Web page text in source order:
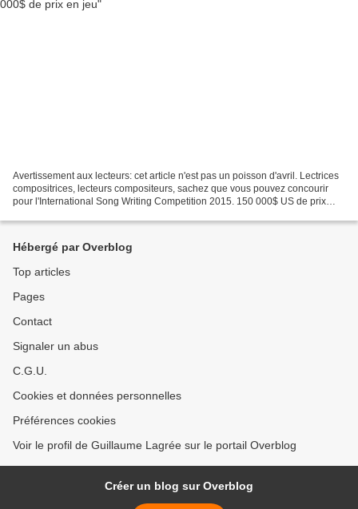
Avertissement aux lecteurs: cet article n'est pas un poisson d'avril. Lectrices
compositrices, lecteurs compositeurs, sachez que vous pouvez concourir
pour l'International Song Writing Competition 2015. 150 000$ US de prix
Hébergé par Overblog
Top articles
Pages
Contact
Signaler un abus
C.G.U.
Cookies et données personnelles
Préférences cookies
Voir le profil de Guillaume Lagrée sur le portail Overblog
Créer un blog sur Overblog